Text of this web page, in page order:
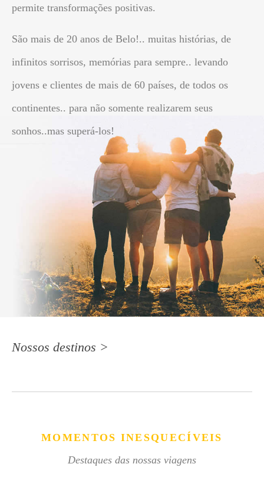
permite transformações positivas.
São mais de 20 anos de Belo!.. muitas histórias, de
infinitos sorrisos, memórias para sempre.. levando
jovens e clientes de mais de 60 países, de todos os
continentes.. para não somente realizarem seus
sonhos..mas superá-los!
Nossos destinos >
MOMENTOS INESQUECÍVEIS
Destaques das nossas viagens